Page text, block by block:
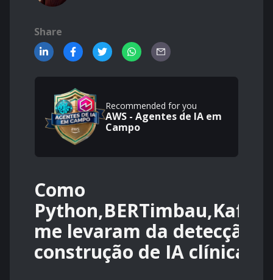
Share
Recommended for you
AWS - Agentes de IA em
Campo
Como
me levaram da detecção
construção de IA clínica.